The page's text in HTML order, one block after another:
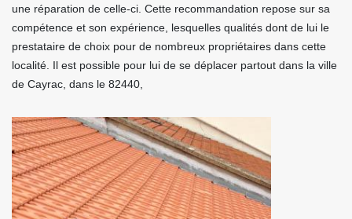
une réparation de celle-ci. Cette recommandation repose sur sa
compétence et son expérience, lesquelles qualités dont de lui le
prestataire de choix pour de nombreux propriétaires dans cette
localité. Il est possible pour lui de se déplacer partout dans la ville
de Cayrac, dans le 82440,